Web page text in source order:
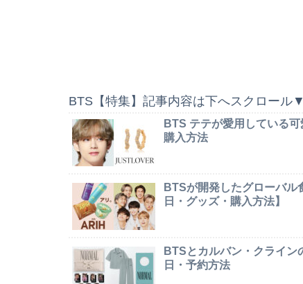
BTS【特集】記事内容は下へスクロール▼
BTS テテが愛用している
購入方法
BTSが開発したグローバ
日・グッズ・購入方法】
BTSとカルバン・クライン
日・予約方法